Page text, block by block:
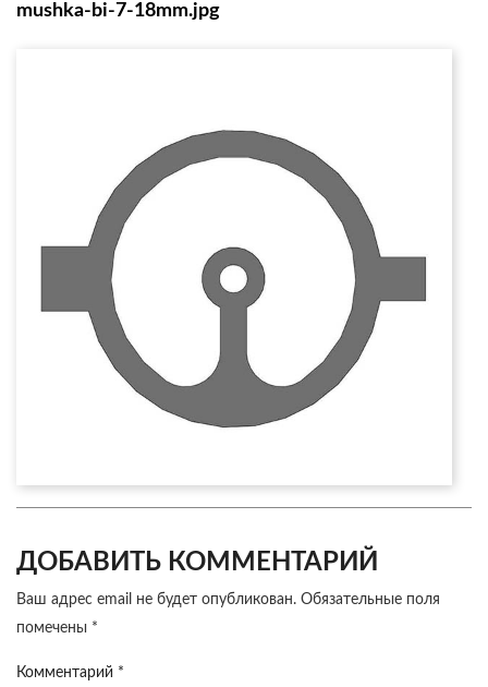
mushka-bi-7-18mm.jpg
ДОБАВИТЬ КОММЕНТАРИЙ
Ваш адрес email не будет опубликован. Обязательные поля
помечены *
Комментарий *